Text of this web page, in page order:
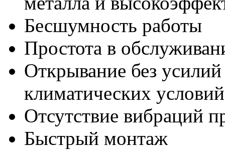
Бесшумность работы
Простота в
Открывание без
климатических условий
Отсутствие вибраций
Быстрый монтаж